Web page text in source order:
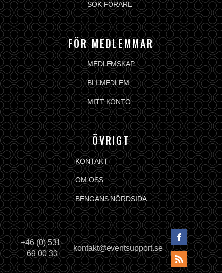
SÖK FÖRARE
FÖR MEDLEMMAR
MEDLEMSKAP
BLI MEDLEM
MITT KONTO
ÖVRIGT
KONTAKT
OM OSS
BENGANS NÖRDSIDA
+46 (0) 531-
69 00 33
kontakt@eventsupport.se